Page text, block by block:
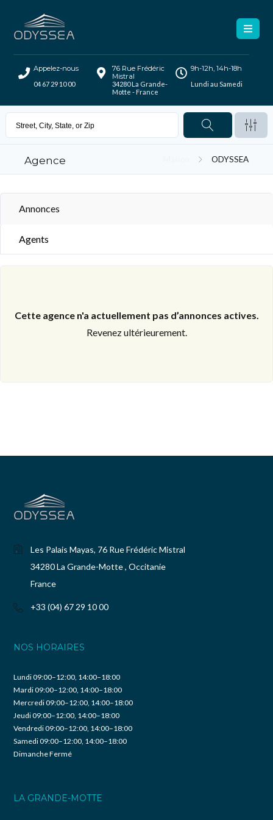
Appelez-nous
04 67 29 10 00
76 Rue Frédéric
Mistral
34280 La Grande-
Motte - France
9h-12h, 14h-18h
Lundi au Samedi
Agence ODYSSEA
Annonces
Agents
Cette agence n'a actuellement pas d’annonces actives.
Revenez ultérieurement.
Les Palais Mayas, 76 Rue Frédéric Mistral
34280 La Grande-Motte , Occitanie
France
+33 (04) 67 29 10 00
NOS HORAIRES
Lundi 09:00–12:00, 14:00–18:00
Mardi 09:00–12:00, 14:00–18:00
Mercredi 09:00–12:00, 14:00–18:00
Jeudi 09:00–12:00, 14:00–18:00
Vendredi 09:00–12:00, 14:00–18:00
Samedi 09:00–12:00, 14:00–18:00
Dimanche Fermé
LA GRANDE-MOTTE